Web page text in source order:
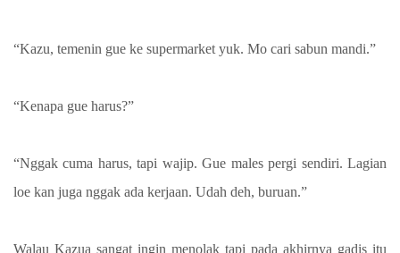
“Kazu, temenin gue ke supermarket yuk. Mo cari sabun mandi.”
“Kenapa gue harus?”
“Nggak cuma harus, tapi wajip. Gue males pergi sendiri. Lagian
loe kan juga nggak ada kerjaan. Udah deh, buruan.”
Walau Kazua sangat ingin menolak tapi pada akhirnya gadis itu